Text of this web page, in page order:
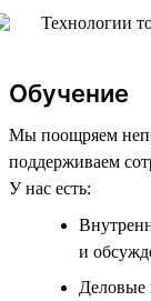
Обучение
Мы поощряем
поддерживаем
У нас есть:
и
Деловые